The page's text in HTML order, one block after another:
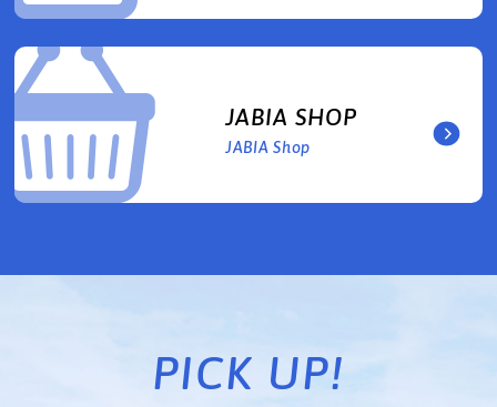
JABIA SHOP
JABIA Shop
PICK UP!